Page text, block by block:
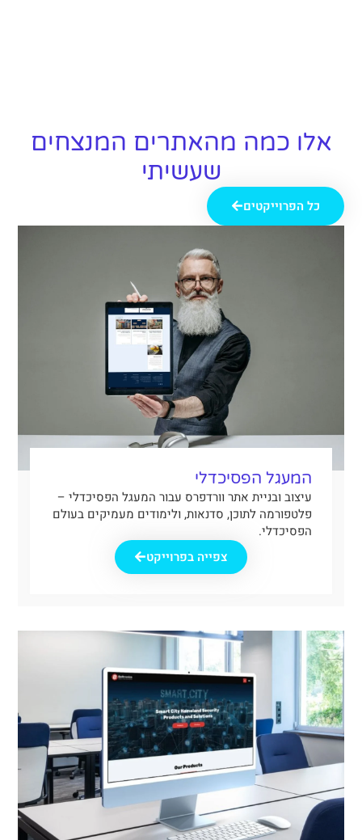
אלו כמה מהאתרים המנצחים
שעשיתי
כל הפרוייקטים
המעגל הפסיכדלי
עיצוב ובניית אתר וורדפרס עבור המעגל הפסיכדלי –
פלטפורמה לתוכן, סדנאות, ולימודים מעמיקים בעולם
הפסיכדלי.
צפייה בפרוייקט